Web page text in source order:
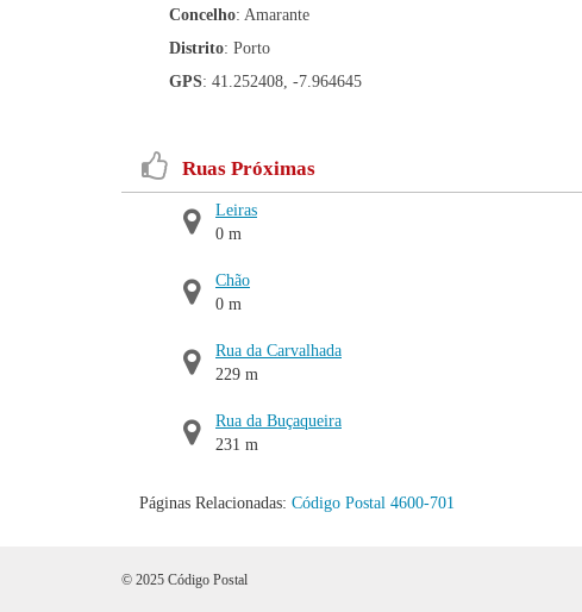
Concelho: Amarante
Distrito: Porto
GPS: 41.252408, -7.964645
Ruas Próximas
Leiras
0 m
Chão
0 m
Rua da Carvalhada
229 m
Rua da Buçaqueira
231 m
Páginas Relacionadas: Código Postal 4600-701
© 2025 Código Postal